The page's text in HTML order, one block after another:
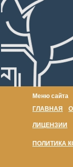
Меню сайта
ГЛАВНАЯ
ЛИЦЕНЗИИ
ПОЛИТИКА